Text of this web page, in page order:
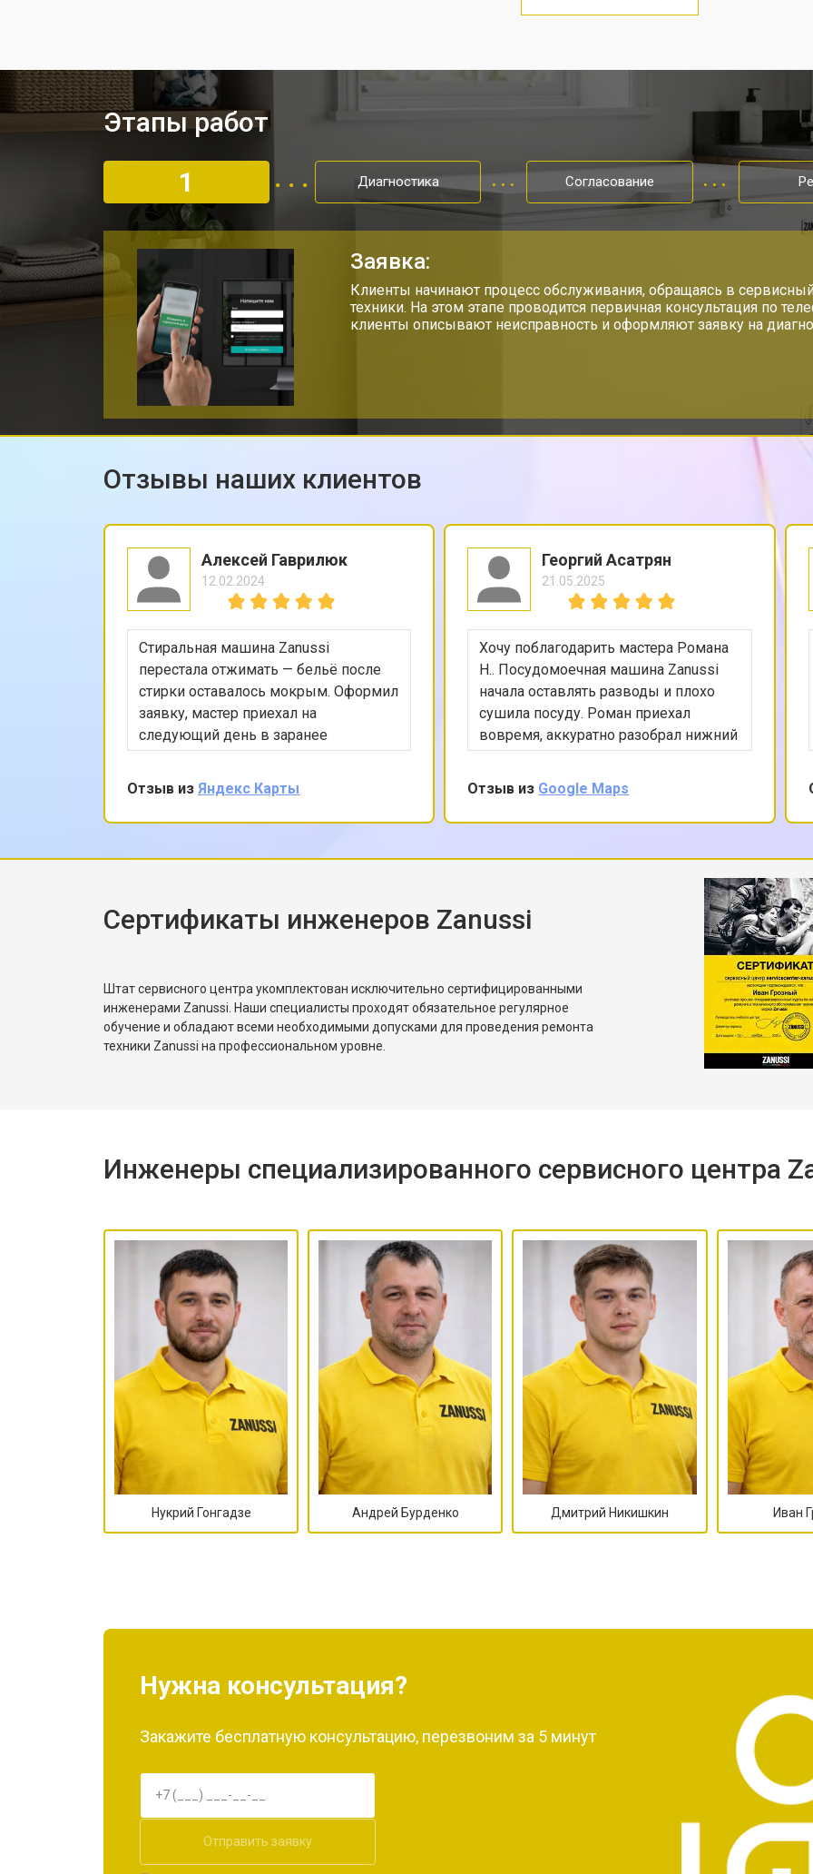
Ремонт капиллярной трубки
Замена шнура питания от 60 мин
Ремонт вентилятора
Этапы работ
1
Диагностика Согласование
Заявка:
Клиенты начинают процесс обслуживания, обращаясь в
техники. На этом этапе проводится первичная консультация по
клиенты описывают неисправность и оформляют заявку на
Отзывы наших клиентов
Алексей Гаврилюк
12.02.2024
Стиральная машина Zanussi
перестала отжимать — бельё после
стирки оставалось мокрым. Оформил
заявку, мастер приехал на
следующий день в заранее
согласованное время. Проверил
насос, режимы программы, снял
заднюю панель и показал, что
ремень частично порвался и
лишних разговоров, после чего
убедился, что вращение барабана
корректное. Рассказал, как
разбалансировка.
Отзыв из Яндекс Карты
Георгий Асатрян
21.05.2025
Хочу поблагодарить мастера Романа
Н.. Посудомоечная машина Zanussi
начала оставлять разводы и плохо
сушила посуду. Роман приехал
вовремя, аккуратно разобрал нижний
отсек, проверил циркуляционный
насос, состояние уплотнителей и
ТЭНа. Проблема оказалась в слабом
напоре из-за частично забитого
прочистил его, но и показал, почему
это произошло, дал рекомендации по
соли и выбору программ. Работает
сейчас заметно лучше, чем раньше.
Отзыв из Google Maps
Сертификаты инженеров Zanussi
Штат сервисного центра укомплектован исключительно сертифицированными
инженерами Zanussi. Наши специалисты проходят обязательное регулярное
обучение и обладают всеми необходимыми допусками для проведения ремонта
техники Zanussi на профессиональном уровне.
Инженеры специализированного сервисного центра
Нукрий Гонгадзе Андрей Бурденко Дмитрий Никишкин Иван
Нужна консультация?
Закажите бесплатную консультацию, перезвоним за 5 минут
Отправить заявку